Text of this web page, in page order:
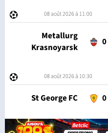
08 août 2026 à 11:00
Metallurg
Krasnoyarsk
0
08 août 2026 à 10:30
St George FC 0